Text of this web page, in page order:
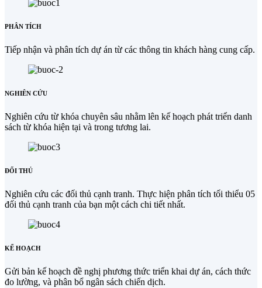
PHÂN TÍCH
Tiếp nhận và phân tích dự án từ các thông tin khách hàng cung cấp.
NGHIÊN CỨU
Nghiên cứu từ khóa chuyên sâu nhằm lên kế hoạch phát triển danh
sách từ khóa hiện tại và trong tương lai.
ĐỐI THỦ
Nghiên cứu các đối thủ cạnh tranh. Thực hiện phân tích tối thiểu 05
đối thủ cạnh tranh của bạn một cách chi tiết nhất.
KẾ HOẠCH
Gửi bản kế hoạch đề nghị phương thức triển khai dự án, cách thức
đo lường, và phân bổ ngân sách chiến dịch.